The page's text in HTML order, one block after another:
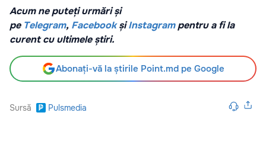
Acum ne puteți urmări și
pe Telegram, Facebook șiInstagrampentru a fi la
curent cu ultimele știri.
Abonați-vă la știrile Point.md pe Google
Sursă Pulsmedia